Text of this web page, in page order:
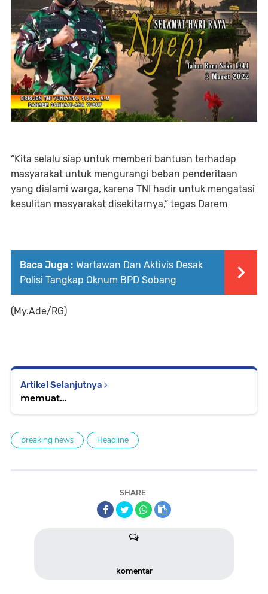
“Kita selalu siap untuk memberi bantuan terhadap
masyarakat untuk mengurangi beban penderitaan
yang dialami warga, karena TNI hadir untuk mengatasi
kesulitan masyarakat disekitarnya,” tegas Darem
Baca Juga : Wartawan Dan Aktivis Desak
Polisi Tangkap Oknum BPD Sobang
(My.Ade/RG)
Artikel Selanjutnya
memuat...
breaking news Headline
SHARE
komentar